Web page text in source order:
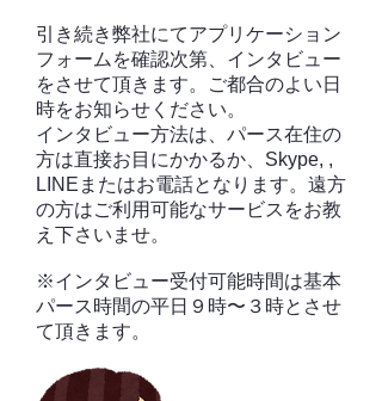
引き続き弊社にてアプリケーション
フォームを確認次第、インタビュー
をさせて頂きます。ご都合のよい日
時をお知らせください。
インタビュー方法は、パース在住の
方は直接お目にかかるか、Skype, ,
LINEまたはお電話となります。遠方
の方はご利用可能なサービスをお教
え下さいませ。
※インタビュー受付可能時間は基本
パース時間の平日９時〜３時とさせ
て頂きます。